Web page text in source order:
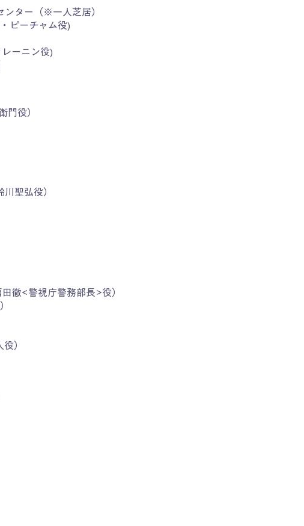
ンター（※一人芝居）
ピーチャム役)
ーニン役)
門役）
川聖弘役）
徹<警視庁警務部長>役）
）